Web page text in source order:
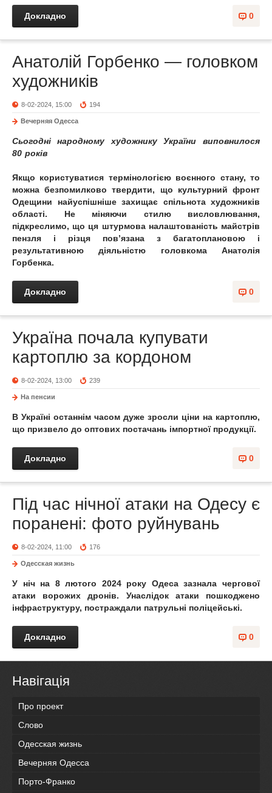
0
Докладно
Анатолій Горбенко — головком
художників
8-02-2024, 15:00 194
Вечерняя Одесса
Сьогодні народному художнику України виповнилося
80 років
Якщо користуватися термінологією воєнного стану, то
можна безпомилково твердити, що культурний фронт
Одещини найуспішніше захищає спільнота художників
області. Не міняючи стилю висловлювання,
підкреслимо, що ця штурмова налаштованість майстрів
пензля і різця пов’язана з багатоплановою і
результативною діяльністю головкома Анатолія
Горбенка.
0
Докладно
Україна почала купувати
картоплю за кордоном
8-02-2024, 13:00 239
На пенсии
В Україні останнім часом дуже зросли ціни на картоплю,
що призвело до оптових постачань імпортної продукції.
0
Докладно
Під час нічної атаки на Одесу є
поранені: фото руйнувань
8-02-2024, 11:00 176
Одесская жизнь
У ніч на 8 лютого 2024 року Одеса зазнала чергової
атаки ворожих дронів. Унаслідок атаки пошкоджено
інфраструктуру, постраждали патрульні поліцейські.
0
Докладно
Навігація
Про проект
Слово
Одесская жизнь
Вечерняя Одесса
Порто-Франко